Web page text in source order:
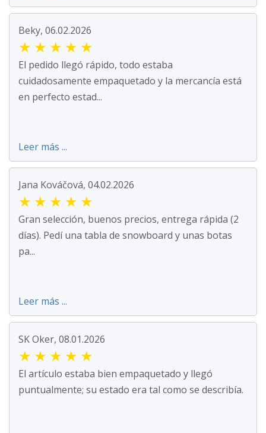
Beky, 06.02.2026
★ ★ ★ ★ ★
El pedido llegó rápido, todo estaba
cuidadosamente empaquetado y la mercancía está
en perfecto estad...
Leer más ...
Jana Kováčová, 04.02.2026
★ ★ ★ ★ ★
Gran selección, buenos precios, entrega rápida (2
días). Pedí una tabla de snowboard y unas botas
pa...
Leer más ...
SK Oker, 08.01.2026
★ ★ ★ ★ ★
El artículo estaba bien empaquetado y llegó
puntualmente; su estado era tal como se describía.